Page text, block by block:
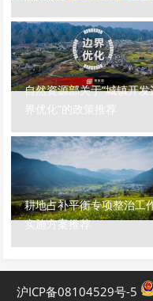
自然资源部关于“城镇开发
界优化”的政策推荐
耕地占补平衡专项整治工
实施方案推荐
沪ICP备08104529号-5